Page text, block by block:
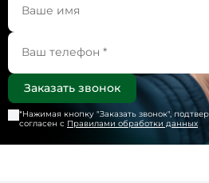
*Нажимая кнопку "Заказать звонок",
согласен с Правилами обработки данных